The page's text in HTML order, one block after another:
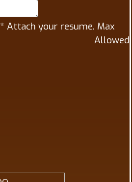
* Attach your resume. Max
Allowed